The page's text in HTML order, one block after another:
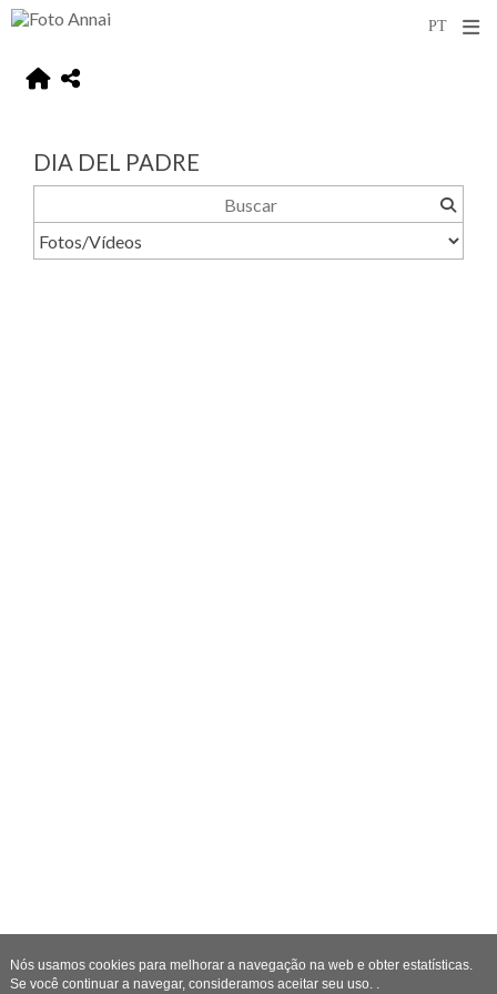
DIA DEL PADRE
Nós usamos cookies para melhorar a navegação na web e obter estatísticas.
Se você continuar a navegar, consideramos aceitar seu uso. .